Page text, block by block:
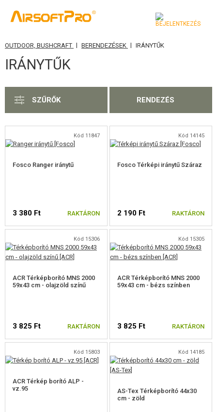
KATEGÓRIA
AIRSOFT FEGYVEREK
GRÁNÁTVETŐK, GRÁNÁTOK
ÁLCÁZÁS, FESTÉK, SZALAG
KIEGÉSZÍTŐK, HORDSZÍJAK
ÖNVÉDELMI FELSZERELÉSEK, KÉPZÉS, KÉSEK
OUTDOOR, BUSHCRAFT | BERENDEZÉSEK | IRÁNYTŰK
IRÁNYTŰK
SZŰRŐK RENDEZÉS
Kód 11847
Fosco Ranger iránytű
3 380 Ft RAKTÁRON
Kód 14145
Fosco Térképi iránytű Száraz
2 190 Ft RAKTÁRON
Kód 15306
ACR Térképborító MNS 2000
59x43 cm - olajzöld színű
3 825 Ft RAKTÁRON
Kód 15305
ACR Térképborító MNS 2000
59x43 cm - bézs színben
3 825 Ft RAKTÁRON
Kód 15803
ACR Térkép borító ALP -
vz.95
Kód 14185
AS-Tex Térképborító 44x30
cm - zöld